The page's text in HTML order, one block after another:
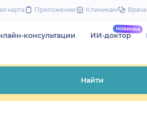
карта Приложение Клиникам
консультации ИИ-доктор
Найти